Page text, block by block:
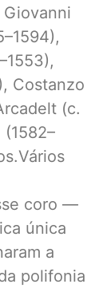
Costanzo
(c.
coro —
única
a
polifonia